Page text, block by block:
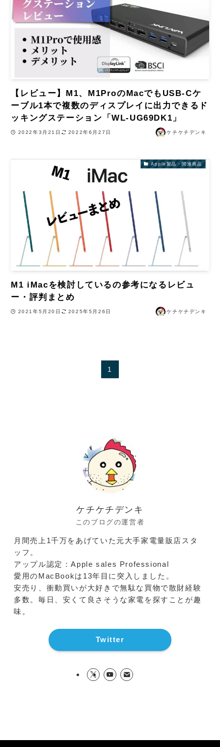
【レビュー】M1、M1ProのMacでもUSB-Cケ
ーブル1本で複数のディスプレイに出力できるド
ッキングステーション「WL-UG69DK1」
2022年3月21日 2022年6月27日 ケチケチデンキ
Apple製品・関連商品
M1 iMacを検討しているの参考になるレビュ
ー・評判まとめ
2021年5月20日 2025年5月26日 ケチケチデンキ
1
ケチケチデンキ
このブログの運営者
月間売上1千万をあげていた元大手家電量販店スタ
ッフ。
アップル認定：Apple sales Professional
愛用のMacBookは13年目に突入しました。
安売り、衝動買いが大好きで無駄な買物で散財経験
多数。毎日、安くて良さそうな家電を探すことが趣
味。
Twitter